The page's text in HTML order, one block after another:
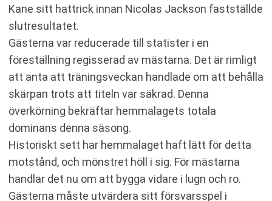
Kane sitt hattrick innan Nicolas Jackson fastställde
slutresultatet.
Gästerna var reducerade till statister i en
föreställning regisserad av mästarna. Det är rimligt
att anta att träningsveckan handlade om att behålla
skärpan trots att titeln var säkrad. Denna
överkörning bekräftar hemmalagets totala
dominans denna säsong.
Historiskt sett har hemmalaget haft lätt för detta
motstånd, och mönstret höll i sig. För mästarna
handlar det nu om att bygga vidare i lugn och ro.
Gästerna måste utvärdera sitt försvarsspel i